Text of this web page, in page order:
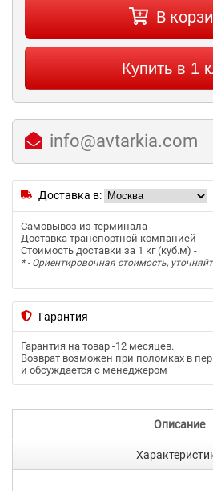
В
Купить в 1
info@avtarkia.com
Доставка в:
Самовывоз из терминала
Доставка транспортной компанией
Стоимость доставки за 1 кг (куб.м) -
* - Ориентировочная стоимость,
Гарантия
Гарантия на товар -12 месяцев.
Возврат возможен при поломках в
и обсуждается с менеджером
Описание